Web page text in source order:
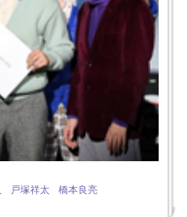
戸塚祥太
橋本良亮